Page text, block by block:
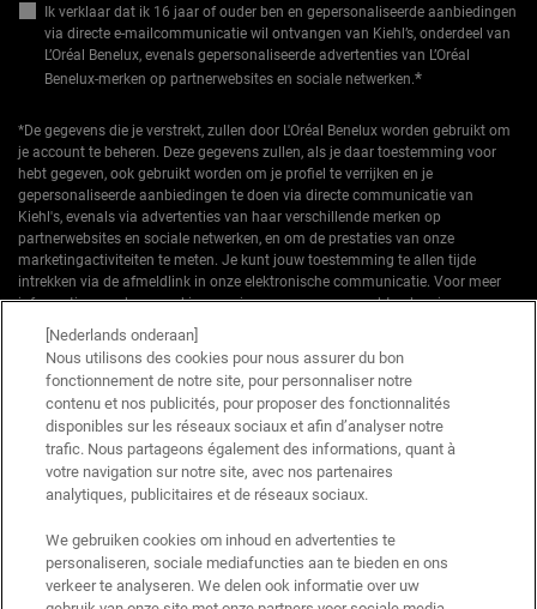
Ik verklaar dat ik 16 jaar of ouder ben en gepersonaliseerde aanbiedingen
via directe e-mailcommunicatie wil ontvangen van Kiehl’s, onderdeel van
L’Oréal Benelux, evenals gepersonaliseerde advertenties van L’Oréal
Benelux-merken op partnerwebsites en sociale netwerken.*
*De gegevens die je verstrekt, zullen door L'Oréal Benelux worden gebruikt om
je account te beheren. Deze gegevens zullen, als je daar toestemming voor
hebt gegeven, ook gebruikt worden om je profiel te verrijken en je
gepersonaliseerde aanbiedingen te doen via directe communicatie van
Kiehl's, evenals via advertenties van haar verschillende merken op
partnerwebsites en sociale netwerken, en om de prestaties van onze
marketingactiviteiten te meten. Je kunt jouw toestemming te allen tijde
intrekken via de afmeldlink in onze elektronische communicatie. Voor meer
informatie over de verwerking van jouw gegevens en rechten kun je ons
privacybeleid
*Welkomstaanbieding geldig voor een eerste bestelling. Niet cumuleerbaar
met andere aanbiedingen of promoties, maar wel cumuleerbaar met «
Cadeau bij aankoop » aanbiedingen. Beperkt tot één keer te gebruiken per
klant. Niet geldig op limited editions en bundels.
Deze site wordt beschermd door Cloudflare en het privacybeleid en de
gebruiksvoorwaarden zijn van toepassing.
AANMELDEN
[Nederlands onderaan]
Nous utilisons des cookies pour nous assurer du bon
fonctionnement de notre site, pour personnaliser notre
contenu et nos publicités, pour proposer des fonctionnalités
disponibles sur les réseaux sociaux et afin d’analyser notre
trafic. Nous partageons également des informations, quant à
votre navigation sur notre site, avec nos partenaires
analytiques, publicitaires et de réseaux sociaux.
We gebruiken cookies om inhoud en advertenties te
personaliseren, sociale mediafuncties aan te bieden en ons
verkeer te analyseren. We delen ook informatie over uw